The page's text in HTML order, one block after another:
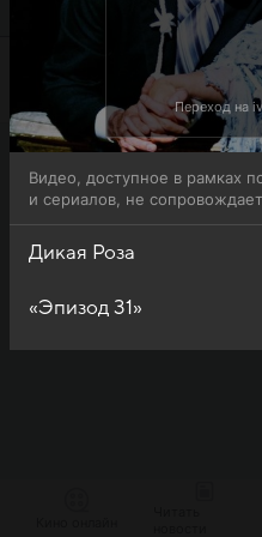
Переход на
Видео, доступное в рамках
и сериалов, не
Дикая Роза
«Эпизод 31»